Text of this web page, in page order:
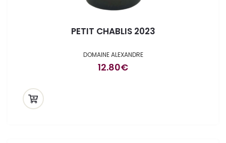
PETIT CHABLIS 2023
DOMAINE ALEXANDRE
12.80€